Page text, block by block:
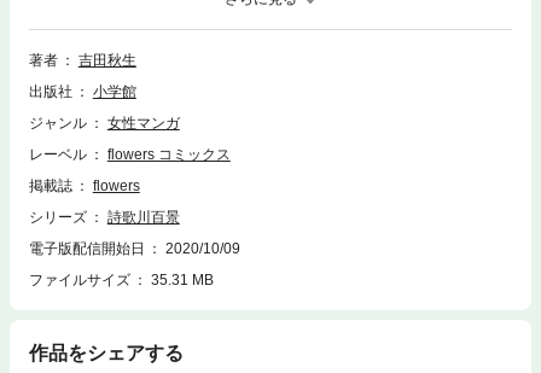
人たちの抱える過去、そして河鹿沢温泉に数年前に引っ越してきた旅館の
大女将の孫娘・妙をはじめ幼なじみ達との友情と恋と人生が静かに紡がれ
ていくーーー
著者
吉田秋生
出版社
小学館
ジャンル
女性マンガ
レーベル
flowers コミックス
掲載誌
flowers
シリーズ
詩歌川百景
電子版配信開始日
2020/10/09
ファイルサイズ
35.31 MB
作品をシェアする